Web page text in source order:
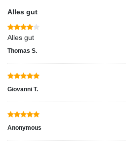
Alles gut
Alles gut
Thomas S.
Giovanni T.
Anonymous